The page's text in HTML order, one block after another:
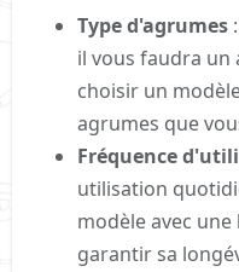
Type d'agrumes
il vous faudra un
choisir un
agrumes que
Fréquence
utilisation
modèle avec
garantir sa